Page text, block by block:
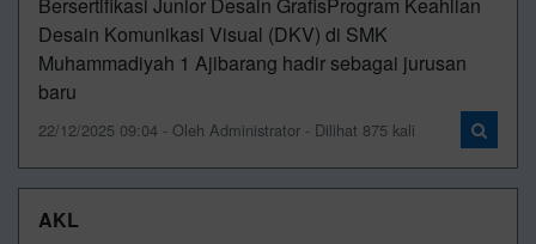
Desain Komunikasi Visual (DKV) di SMK
Muhammadiyah 1 Ajibarang hadir sebagai jurusan
baru
22/12/2025 09:04 - Oleh Administrator - Dilihat 875 kali
AKL